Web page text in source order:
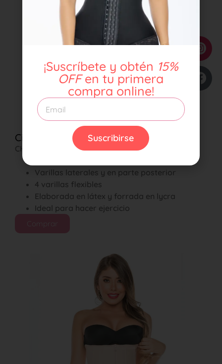
Cinturilla latex larga Ref. 852
CHF
Varillas laterales y en parte posterior
4 varillas flexibles
Elaborada en látex y forrada en lycra
Ideal para hacer ejercicio
Comprar
¡Suscríbete y obtén 15%
OFF en tu primera
compra online!
Suscribirse